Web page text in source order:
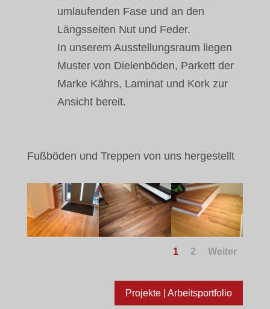
umlaufenden Fase und an den
Längsseiten Nut und Feder.
In unserem Ausstellungsraum liegen
Muster von Dielenböden, Parkett der
Marke Kährs, Laminat und Kork zur
Ansicht bereit.
Fußböden und Treppen von uns hergestellt
1 2 Weiter
Projekte | Arbeitsportfolio